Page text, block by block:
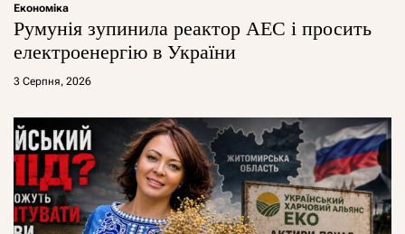
Економіка
Румунія зупинила реактор АЕС і просить
електроенергію в України
3 Серпня, 2026